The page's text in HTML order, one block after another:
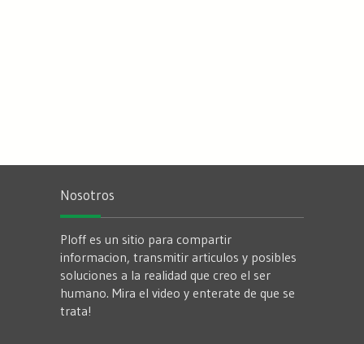
Nosotros
Ploff es un sitio para compartir
informacion, transmitir articulos y posibles
soluciones a la realidad que creo el ser
humano. Mira el video y enterate de que se
trata!